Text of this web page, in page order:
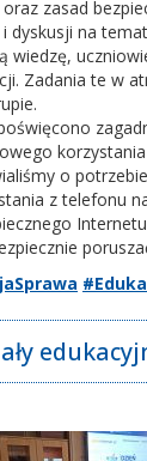
zasad
dyskusji na
wiedzę,
Zadania te w
o
z telefonu